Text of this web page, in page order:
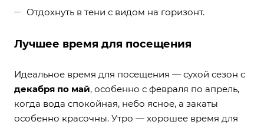
Отдохнуть в тени с видом на горизонт.
Лучшее время для посещения
Идеальное время для посещения — сухой сезон с
декабря по май, особенно с февраля по апрель,
когда вода спокойная, небо ясное, а закаты
особенно красочны. Утро — хорошее время для